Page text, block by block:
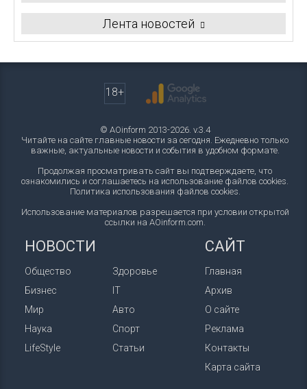
Лента новостей
18+
© AOinform 2013-2026. v.3.4
Читайте на сайте главные новости за сегодня. Ежедневно только
важные, актуальные новости и события в удобном формате.
Продолжая просматривать сайт вы подтверждаете, что
ознакомились и соглашаетесь на использование файлов cookies.
Политика использования файлов cookies.
Использование материалов разрешается при условии открытой
ссылки на AOinform.com.
НОВОСТИ
Общество
Бизнес
Мир
Наука
LifeStyle
Здоровье
IT
Авто
Спорт
Статьи
САЙТ
Главная
Архив
О сайте
Реклама
Контакты
Карта сайта